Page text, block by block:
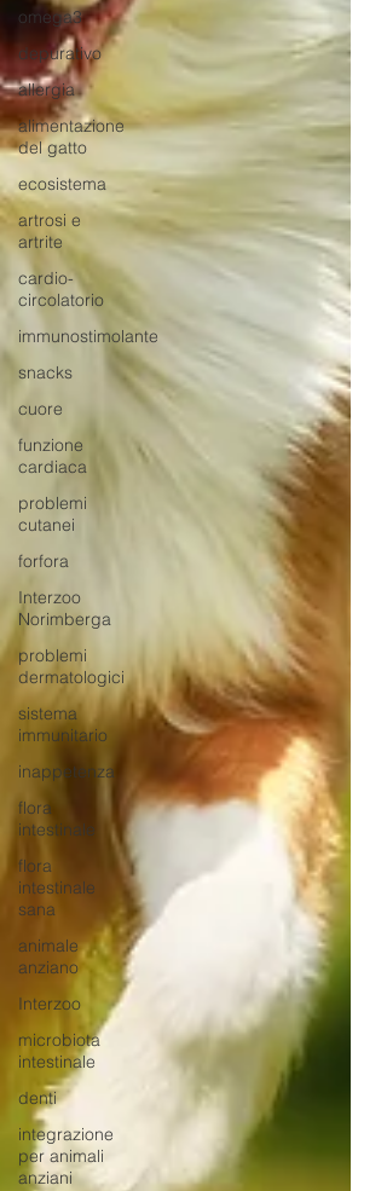
omega3
depurativo
allergia
alimentazione
del gatto
ecosistema
artrosi e
artrite
cardio-
circolatorio
immunostimolante
snacks
cuore
funzione
cardiaca
problemi
cutanei
forfora
Interzoo
Norimberga
problemi
dermatologici
sistema
immunitario
inappetenza
flora
intestinale
flora
intestinale
sana
animale
anziano
Interzoo
microbiota
intestinale
denti
integrazione
per animali
anziani